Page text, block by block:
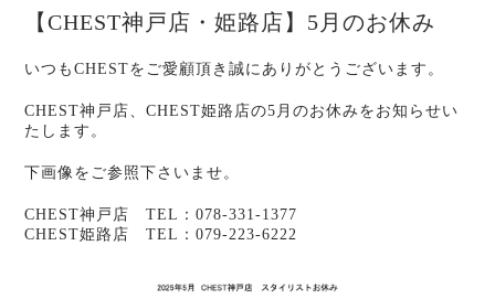
【CHEST神戸店・姫路店】5月のお休み
いつもCHESTをご愛顧頂き誠にありがとうございます。
CHEST神戸店、CHEST姫路店の5月のお休みをお知らせい
たします。
下画像をご参照下さいませ。
CHEST神戸店 TEL：078-331-1377
CHEST姫路店 TEL：079-223-6222